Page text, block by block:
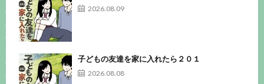
2026.08.09
子どもの友達を家に入れたら２０１
2026.08.08